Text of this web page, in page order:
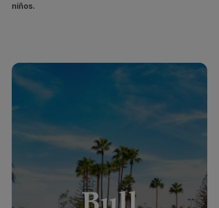
niños.
BULL EUGENIA VICTORIA & SPA